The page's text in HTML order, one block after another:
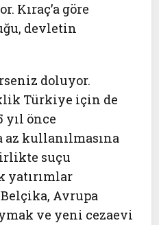
Kıraç’a göre
devletin
doluyor.
Türkiye için de
yıl önce
kullanılmasına
suçu
yatırımlar
Avrupa
ve yeni cezaevi